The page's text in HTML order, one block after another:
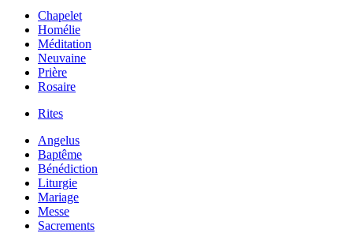
Chapelet
Homélie
Méditation
Neuvaine
Prière
Rosaire
Rites
Angelus
Baptême
Bénédiction
Liturgie
Mariage
Messe
Sacrements